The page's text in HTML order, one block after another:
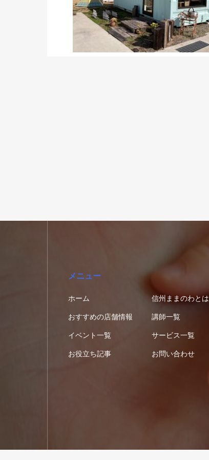
メニュー
ホーム 信州ままのわとは
おすすめの店舗情報 講師一覧
イベント一覧 サービス一覧
お役立ち記事 お問い合わせ